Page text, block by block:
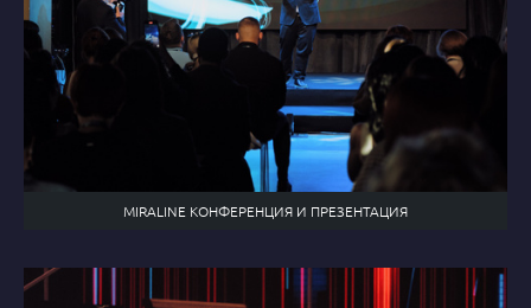
MIRALINE КОНФЕРЕНЦИЯ И ПРЕЗЕНТАЦИЯ